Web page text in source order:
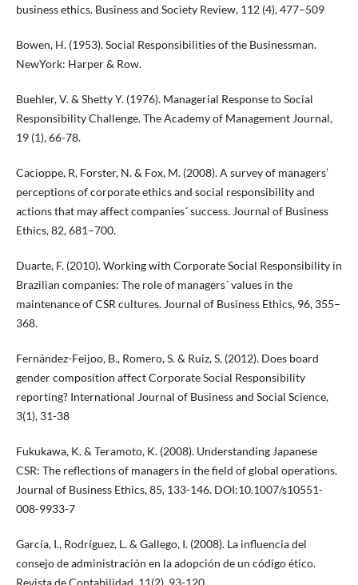
business ethics. Business and Society Review, 112 (4), 477–509
Bowen, H. (1953). Social Responsibilities of the Businessman.
NewYork: Harper & Row.
Buehler, V. & Shetty Y. (1976). Managerial Response to Social
Responsibility Challenge. The Academy of Management Journal,
19 (1), 66-78.
Cacioppe, R, Forster, N. & Fox, M. (2008). A survey of managers’
perceptions of corporate ethics and social responsibility and
actions that may affect companies´ success. Journal of Business
Ethics, 82, 681–700.
Duarte, F. (2010). Working with Corporate Social Responsibility in
Brazilian companies: The role of managers´ values in the
maintenance of CSR cultures. Journal of Business Ethics, 96, 355–
368.
Fernández-Feijoo, B., Romero, S. & Ruiz, S. (2012). Does board
gender composition affect Corporate Social Responsibility
reporting? International Journal of Business and Social Science,
3(1), 31-38
Fukukawa, K. & Teramoto, K. (2008). Understanding Japanese
CSR: The reflections of managers in the field of global operations.
Journal of Business Ethics, 85, 133-146. DOI:10.1007/s10551-
008-9933-7
García, I., Rodríguez, L. & Gallego, I. (2008). La influencia del
consejo de administración en la adopción de un código ético.
Revista de Contabilidad, 11(2), 93-120.